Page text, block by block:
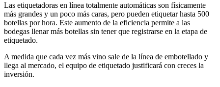
Las etiquetadoras en línea totalmente automáticas son físicamente
más grandes y un poco más caras, pero pueden etiquetar hasta 500
botellas por hora. Este aumento de la eficiencia permite a las
bodegas llenar más botellas sin tener que registrarse en la etapa de
etiquetado.
A medida que cada vez más vino sale de la línea de embotellado y
llega al mercado, el equipo de etiquetado justificará con creces la
inversión.